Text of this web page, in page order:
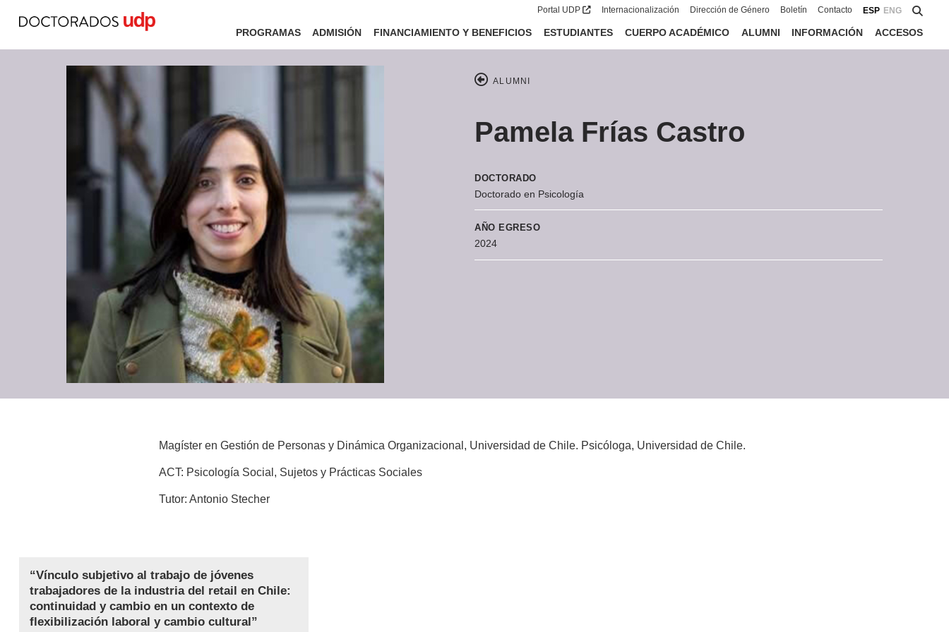
Portal UDP Internacionalización Dirección de Género Boletín Contacto ESP ENG
PROGRAMAS ADMISIÓN FINANCIAMIENTO Y BENEFICIOS ESTUDIANTES CUERPO ACADÉMICO ALUMNI INFORMACIÓN ACCESOS
ALUMNI
Pamela Frías Castro
DOCTORADO
Doctorado en Psicología
AÑO EGRESO
2024
Magíster en Gestión de Personas y Dinámica Organizacional, Universidad de Chile. Psicóloga, Universidad de Chile.
ACT: Psicología Social, Sujetos y Prácticas Sociales
Tutor: Antonio Stecher
“Vínculo subjetivo al trabajo de jóvenes
trabajadores de la industria del retail en Chile:
continuidad y cambio en un contexto de
flexibilización laboral y cambio cultural”